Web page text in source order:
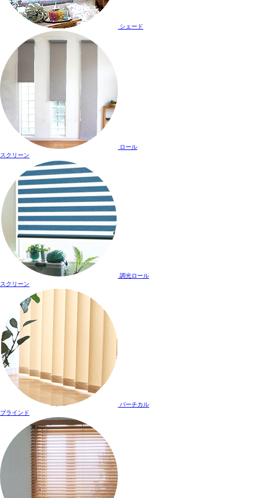
シェード
ロール
スクリーン
調光ロール
スクリーン
バーチカル
ブラインド